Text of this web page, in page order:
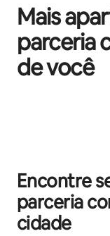
Mais
parceria
de você
Encontre
parceria
cidade